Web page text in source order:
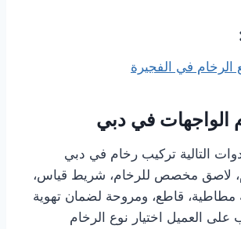
الرخام في الفجيرة
الواجهات في دبي
التالية تركيب رخام في دبي
لاصق مخصص للرخام، شريط قياس،
قاطع، ومروحة لضمان تهوية
على العميل اختيار نوع الرخام